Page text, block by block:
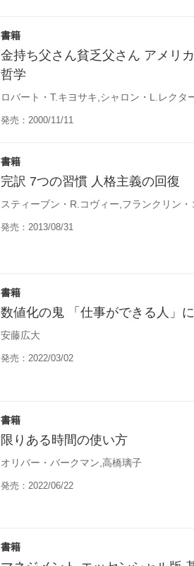
書籍
金持ち父さん貧乏父さん アメリ
哲学
ロバート・T.キヨサキ,シャロン・L.レクタ
発売：2000/11/11
書籍
完訳 7つの習慣 人格主義の回復
スティーブン・R.コヴィー,フランクリン
発売：2013/08/31
書籍
数値化の鬼 「仕事ができる人」
安藤広大
発売：2022/03/02
書籍
限りある時間の使い方
オリバー・バークマン,高橋璃子
発売：2022/06/22
書籍